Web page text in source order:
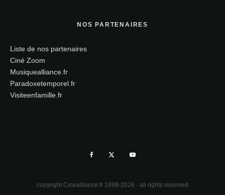
NOS PARTENAIRES
Liste de nos partenaires
Ciné Zoom
Musiquealliance.fr
Paradoxetemporel.fr
Visiteenfamille.fr
copyright Cinealliance.fr 1998-2026 - all rights reserved